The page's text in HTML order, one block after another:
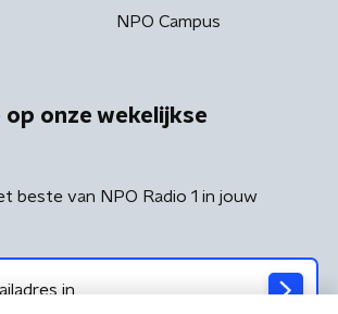
NPO Campus
op onze wekelijkse
beste van NPO Radio 1 in jouw